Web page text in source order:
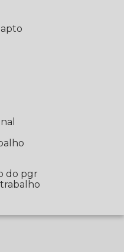
do pgr
trabalho